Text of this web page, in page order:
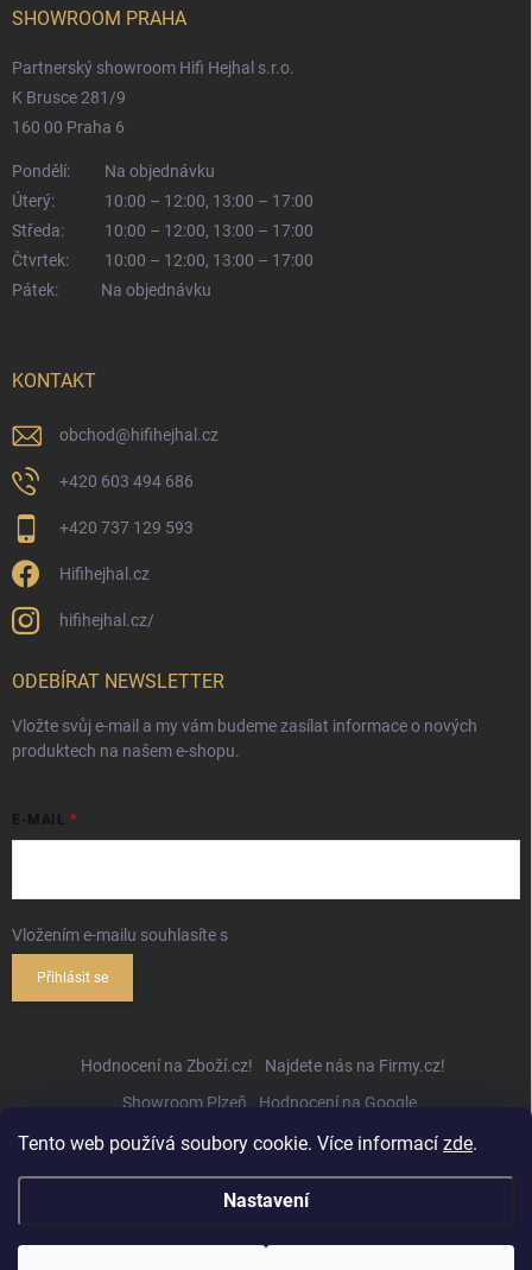
Tento web používá soubory cookie. Více informací zde.
Nastavení
SHOWROOM PRAHA
Partnerský showroom Hifi Hejhal s.r.o.
K Brusce 281/9
160 00 Praha 6
Pondělí:
Na objednávku
Úterý:
10:00 – 12:00, 13:00 – 17:00
Středa:
10:00 – 12:00, 13:00 – 17:00
Čtvrtek:
10:00 – 12:00, 13:00 – 17:00
Pátek:
Na objednávku
KONTAKT
obchod@hifihejhal.cz
+420 603 494 686
+420 737 129 593
Hifihejhal.cz
hifihejhal.cz/
ODEBÍRAT NEWSLETTER
Vložte svůj e-mail a my vám budeme zasílat informace o nových
produktech na našem e-shopu.
E-MAIL
Vložením e-mailu souhlasíte s
Přihlásit se
Hodnocení na Zboží.cz!
Najdete nás na Firmy.cz!
Showroom Plzeň
Hodnocení na Google
Copyright 2026Hifihejhal.cz. Všechna práva vyhrazena.Upravit nastavení